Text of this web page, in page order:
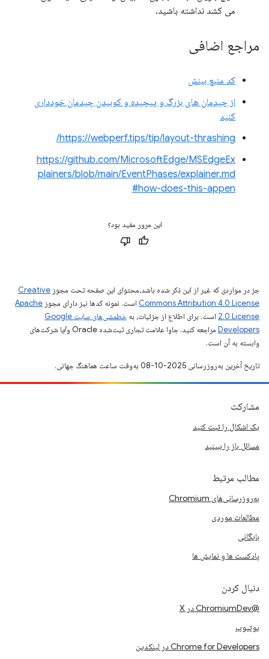
می کشد نداشته باشید.
مراجع اضافی
کد منبع بینش
از چیدمان های بزرگ و پیچیده و کوبیدن چیدمان خودداری
کنید
https://webperf.tips/tip/layout-thrashing/
https://github.com/MicrosoftEdge/MSEdgeEx
plainers/blob/main/EventPhases/explainer.md
#how-does-this-appen
این مرور مفید بود؟
جز در مواردی که غیر از این ذکر شده باشد،‌محتوای این صفحه تحت مجوز Creative
Commons Attribution 4.0 License است. نمونه کدها نیز دارای مجوز Apache
2.0 License است. برای اطلاع از جزئیات، به
خطمشی‌های سایت Google
Developers‏
مراجعه کنید. جاوا علامت تجاری ثبت‌شده Oracle و/یا شرکت‌های
وابسته به آن است.
تاریخ آخرین به‌روزرسانی 2025-10-08 به‌وقت ساعت هماهنگ جهانی.
مشارکت
یک اشکال را ثبت کنید
مسائل باز را ببینید
مطالب مرتبط
به‌روزرسانی‌های Chromium
مطالعات موردی
بایگانی
پادکست ها و نمایش ها
دنبال کردن
@ChromiumDev در X
یوتیوب
Chrome for Developers در لینکدین